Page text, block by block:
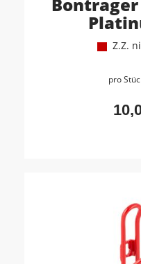
Z.Z.
pro